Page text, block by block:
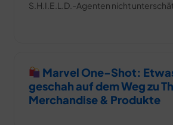
S.H.I.E.L.D.-Agenten nicht
Marvel One-Shot:
geschah auf dem Weg zu
Merchandise & Produkte